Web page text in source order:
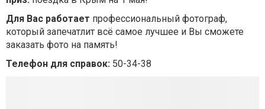
Для Вас работает профессиональный фотограф,
который запечатлит всё самое лучшее и Вы сможете
заказать фото на память!
Телефон для справок: 50-34-38